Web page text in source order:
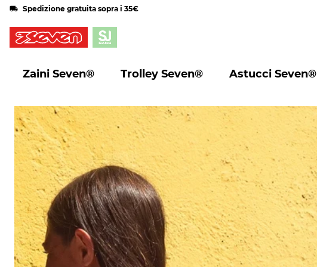
Spedizione gratuita sopra i 35€
Zaini Seven® Trolley Seven® Astucci Seven®